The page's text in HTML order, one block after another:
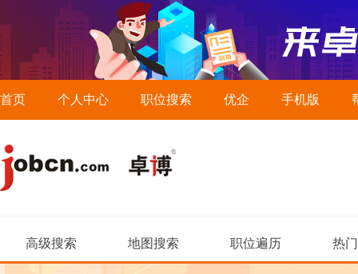
首页 个人中心 职位搜索 优企 手机版
高级搜索 地图搜索 职位遍历 热